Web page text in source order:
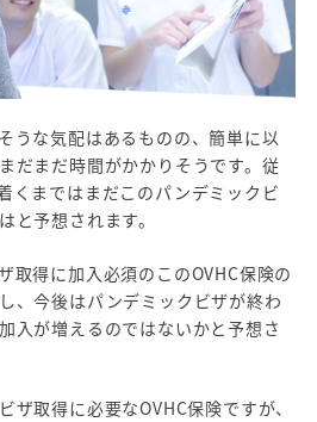
うな気配はあるものの、簡単に以
だまだ時間がかかりそうです。従
くまではまだこのパンデミックビ
と予想されます。
取得に加入必須のこのOVHC保険の
、今後はパンデミックビザが終わ
入が増えるのではないかと予想さ
ザ取得に必要なOVHC保険ですが、